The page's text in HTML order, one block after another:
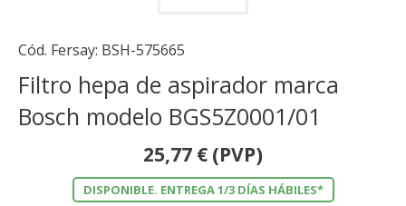
Cód. Fersay: BSH-575665
Filtro hepa de aspirador marca
Bosch modelo BGS5Z0001/01
25,77 € (PVP)
DISPONIBLE. ENTREGA 1/3 DÍAS HÁBILES*